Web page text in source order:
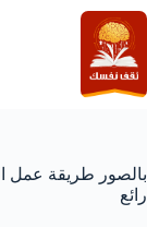
التجاوز
إلى
المحتوى
بالصور طريقة عمل
رائع